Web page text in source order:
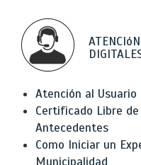
Atención al
Certificado Libre
Antecedentes
Como Iniciar un
Municipalidad